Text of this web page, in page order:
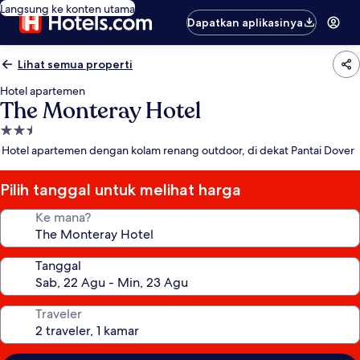
Langsung ke konten utama
Dapatkan aplikasinya
Lihat semua properti
Hotel apartemen
The Monteray Hotel
Properti
bintang
Hotel apartemen dengan kolam renang outdoor, di dekat Pantai Dover
Pilih tanggal untuk melihat harga
Ke mana?
Tanggal
Traveler